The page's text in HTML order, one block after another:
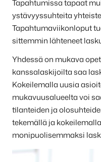
Tapahtumissa tapaat
ystävyyssuhteita
Tapahtumaviikonloput
sittemmin lähteneet
Yhdessä on mukava
kanssalaskijoilta saa
Kokeilemalla uusia
mukavuusalueelta voi
tilanteiden ja
tekemällä ja
monipuolisemmaksi